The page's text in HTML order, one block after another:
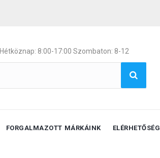
Hétköznap: 8:00-17:00 Szombaton: 8-12
FORGALMAZOTT MÁRKÁINK ELÉRHETŐSÉG